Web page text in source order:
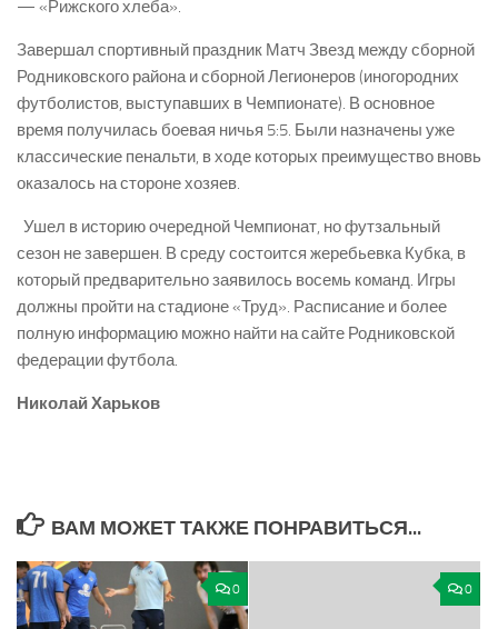
— «Рижского хлеба».
Завершал спортивный праздник Матч Звезд между сборной
Родниковского района и сборной Легионеров (иногородних
футболистов, выступавших в Чемпионате). В основное
время получилась боевая ничья 5:5. Были назначены уже
классические пенальти, в ходе которых преимущество вновь
оказалось на стороне хозяев.
Ушел в историю очередной Чемпионат, но футзальный
сезон не завершен. В среду состоится жеребьевка Кубка, в
который предварительно заявилось восемь команд. Игры
должны пройти на стадионе «Труд». Расписание и более
полную информацию можно найти на сайте Родниковской
федерации футбола.
Николай Харьков
ВАМ МОЖЕТ ТАКЖЕ ПОНРАВИТЬСЯ...
0 0